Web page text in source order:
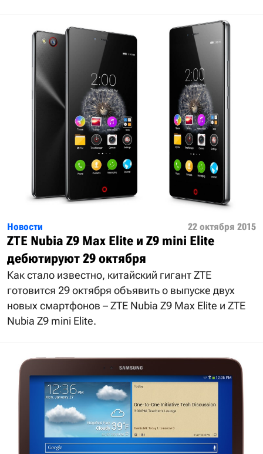
Новости 22 октября 2015
ZTE Nubia Z9 Max Elite и Z9 mini Elite
дебютируют 29 октября
Как стало известно, китайский гигант ZTE
готовится 29 октября объявить о выпуске двух
новых смартфонов – ZTE Nubia Z9 Max Elite и ZTE
Nubia Z9 mini Elite.